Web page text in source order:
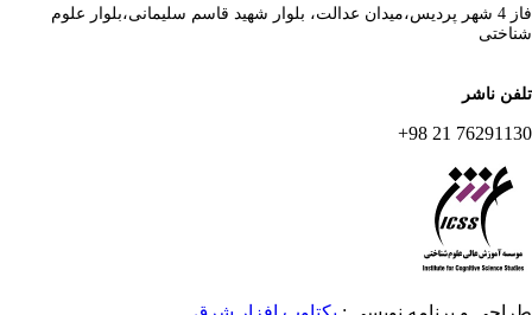
فاز 4 شهر پردیس،میدان عدالت، بلوار شهید قاسم سلیمانی،بلوار علوم
ناشر
76291130 21